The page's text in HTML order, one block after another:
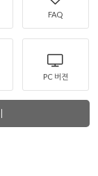
FAQ
PC 버젼